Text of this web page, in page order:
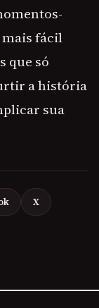
mais fácil
que só
a história
sua
X